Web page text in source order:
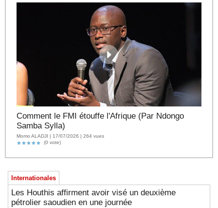
Comment le FMI étouffe l'Afrique (Par Ndongo
Samba Sylla)
Momo ALADJI | 17/07/2026 | 264 vues
(0 vote)
Internationales
Les Houthis affirment avoir visé un deuxième
pétrolier saoudien en une journée